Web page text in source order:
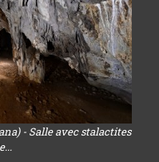
- Salle avec stalactites